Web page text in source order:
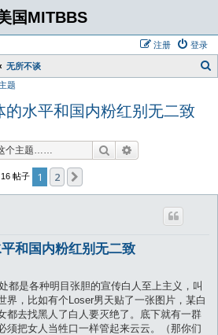
国MITBBS
登录
注册
无所不谈
题
的水平和国内粉红别无二致
搜索
16 帖子 1 2
和国内粉红别无二致
都是各种明目张胆的宣传白人至上主义，叫
界，比如有个Loser男天贴了一张图片，某白
都去找黑人了白人要灭绝了。底下就有一群
须把女人当牲口一样管起来云云。（那你们